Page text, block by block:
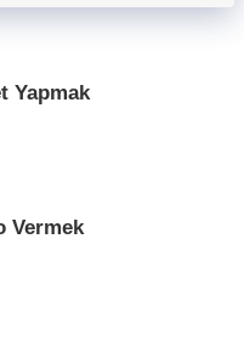
Yapmak
Vermek